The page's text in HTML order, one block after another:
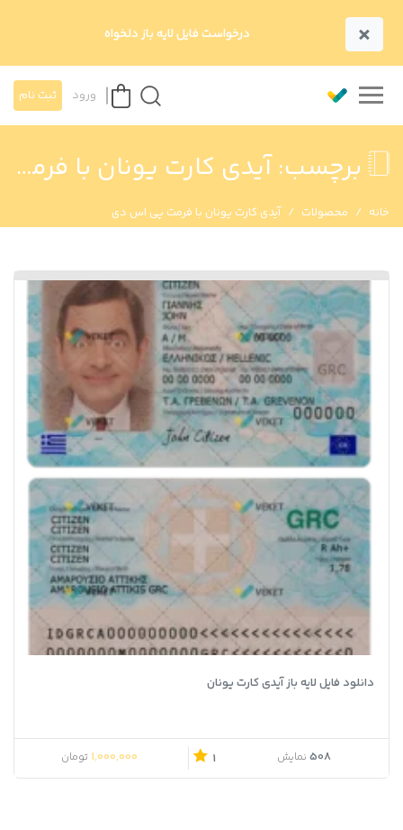
× درخواست فایل لایه باز دلخواه
ورود ثبت نام
برچسب:آیدی کارت یونان با فرمت پی اس دی
خانه محصولات آیدی کارت یونان با فرمت پی اس دی
دانلود فایل لایه باز آیدی کارت یونان
508 نمایش 1
1,000,000 تومان